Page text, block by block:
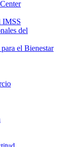
IMSS
del
el Bienestar